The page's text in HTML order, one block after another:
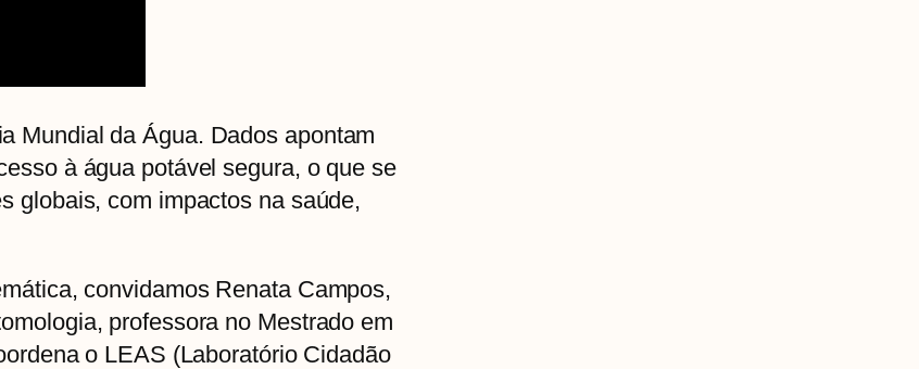
Mundial da Água. Dados apontam
à água potável segura, o que se
globais, com impactos na saúde,
convidamos Renata Campos,
professora no Mestrado em
o LEAS (Laboratório Cidadão